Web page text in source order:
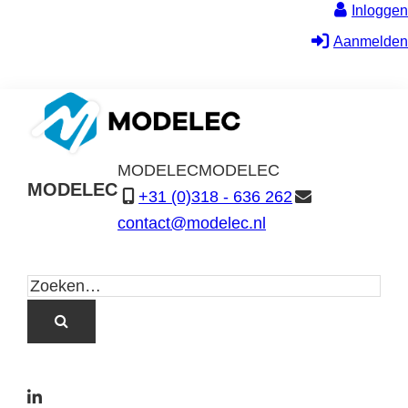
Inloggen
Aanmelden
MODELEC
MODELECMODELEC
+31 (0)318 - 636 262
contact@modelec.nl
L